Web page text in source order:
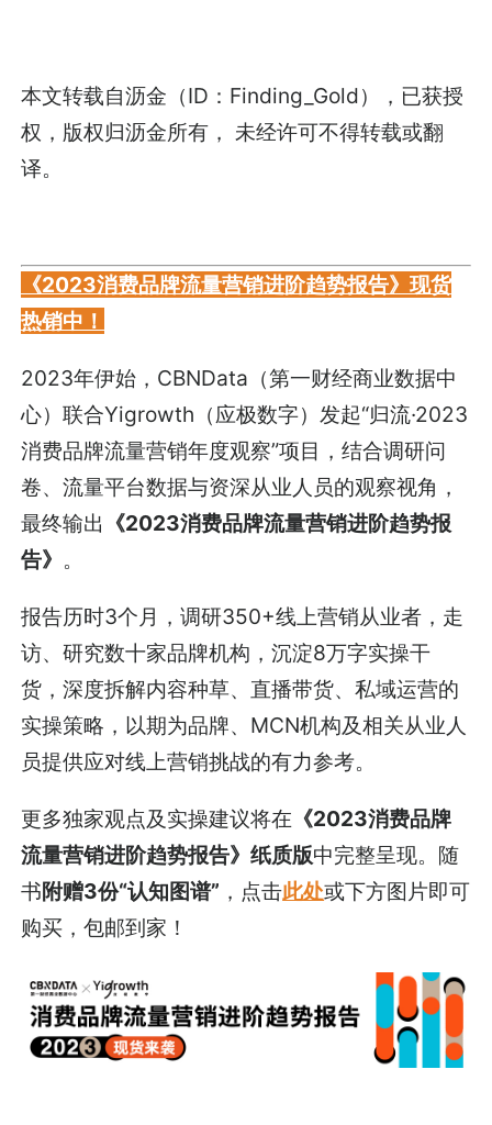
本文转载自沥金 （ID：Finding_Gold），已获授
权，版权归沥金所有， 未经许可不得转载或翻
译。
《2023消费品牌流量营销进阶趋势报告》现货
热销中！
2023年伊始，CBNData（第一财经商业数据中
心）联合Yigrowth（应极数字）发起“归流·2023
消费品牌流量营销年度观察”项目，结合调研问
卷、流量平台数据与资深从业人员的观察视角，
最终输出 《2023消费品牌流量营销进阶趋势报
告》 。
报告历时3个月，调研350+线上营销从业者，走
访、研究数十家品牌机构，沉淀8万字实操干
货，深度拆解内容种草、直播带货、私域运营的
实操策略，以期为品牌、MCN机构及相关从业人
员提供应对线上营销挑战的有力参考。
更多独家观点及实操建议将在 《2023消费品牌
流量营销进阶趋势报告》纸质版中完整呈现。随
书附赠3份“认知图谱” ，点击此处或下方图片即可
购买，包邮到家！